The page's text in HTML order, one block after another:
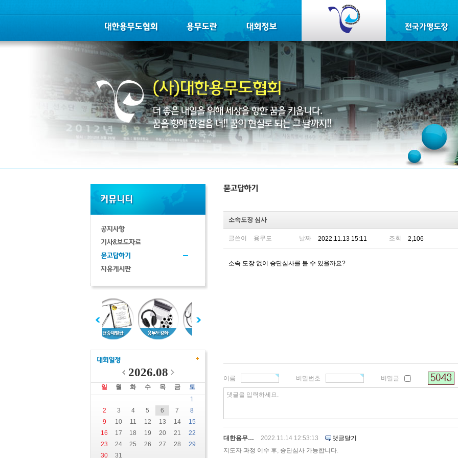
2026.08
일 월 화 수 목 금
토
1
2
3 4 5 6 7
8
9
10 11 12 13 14
15
16
17 18 19 20 21
22
23
24 25 26 27 28
29
30
31
소속도장 심사
글쓴이 용무도 날짜 2022.11.13 15:11 조회 2,106
소속 도장 없이 승단심사를 볼 수 있을까요?
이름 비밀번호 비밀글
댓글을 입력하세요.
대한용무… 2022.11.14 12:53:13
댓글달기
지도자 과정 이수 후, 승단심사 가능합니다.